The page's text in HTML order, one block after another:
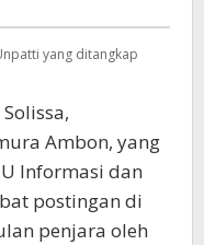
yang ditangkap
Ambon, yang
Informasi dan
postingan di
penjara oleh